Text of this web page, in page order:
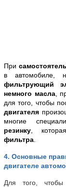
При
в автомобиле,
фильтрующий
немного масла,
для того, чтобы
двигателя
многие
резинку ,
фильтра
4. Основные
двигателе
Для того, чтобы